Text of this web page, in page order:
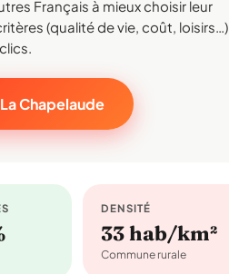
Français à mieux choisir leur
(qualité de vie, coût, loisirs…)
Chapelaude
DENSITÉ
33 hab/km²
Commune rurale